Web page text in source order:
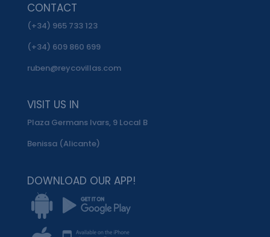
CONTACT
(+34) 965 733 123
(+34) 609 860 699
ruben@reycovillas.com
VISIT US IN
Plaza Germans Ivars, 9 Local B
Benissa (Alicante)
DOWNLOAD OUR APP!